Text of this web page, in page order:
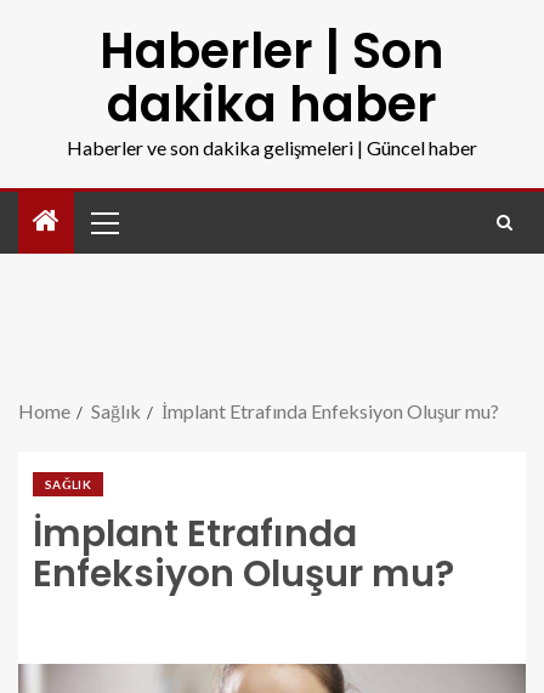
Haberler | Son
dakika haber
Haberler ve son dakika gelişmeleri | Güncel haber
Home Sağlık İmplant Etrafında Enfeksiyon Oluşur mu?
SAĞLIK
İmplant Etrafında
Enfeksiyon Oluşur mu?